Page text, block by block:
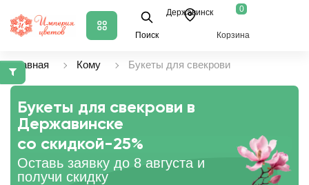
Поиск
Державинск 0
Корзина
Главная Кому Букеты для свекрови
Букеты для свекрови в
Державинске
со скидкой-25%
Оставь заявку до 8 августа и
получи скидку